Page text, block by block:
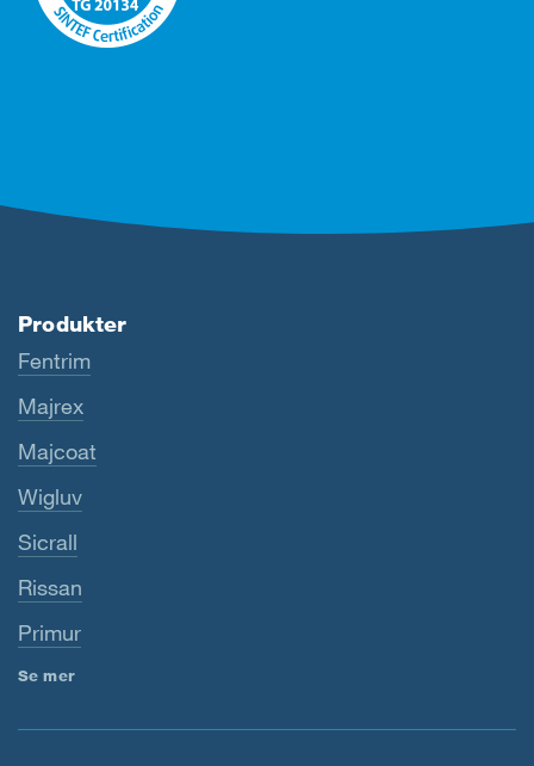
Produkter
Fentrim
Majrex
Majcoat
Wigluv
Sicrall
Rissan
Primur
Se mer